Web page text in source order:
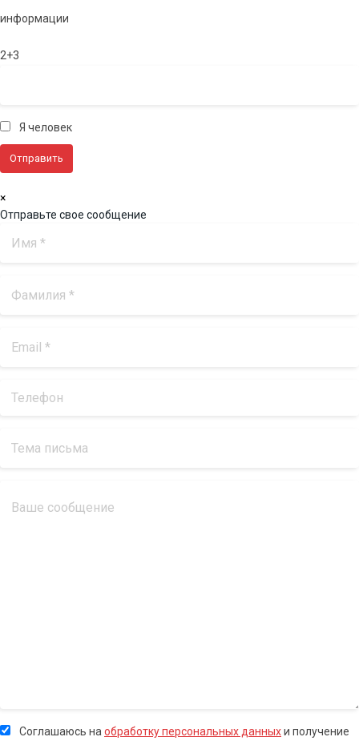
информации
2+3
Я человек
×
Отправьте свое сообщение
Соглашаюсь на обработку персональных данныхи получение